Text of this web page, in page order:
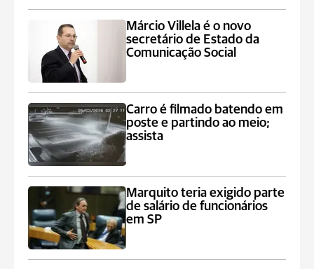
Márcio Villela é o novo
secretário de Estado da
Comunicação Social
Carro é filmado batendo em
poste e partindo ao meio;
assista
Marquito teria exigido parte
de salário de funcionários
em SP